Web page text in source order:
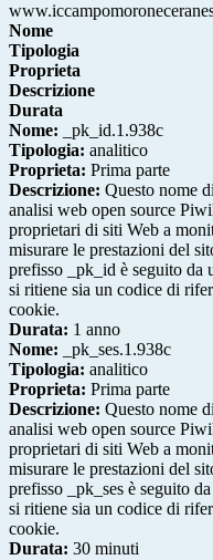
Nome
Tipologia
Proprieta
Descrizione
Durata
Nome: _pk_id.1.938c
Tipologia: analitico
Proprieta: Prima parte
Descrizione: Questo nome
analisi web open source
proprietari di siti Web a
misurare le prestazioni del
prefisso _pk_id è seguito da
si ritiene sia un codice di
cookie.
Durata: 1 anno
Nome: _pk_ses.1.938c
Tipologia: analitico
Proprieta: Prima parte
Descrizione: Questo nome
analisi web open source
proprietari di siti Web a
misurare le prestazioni del
prefisso _pk_ses è seguito
si ritiene sia un codice di
cookie.
Durata: 30 minuti